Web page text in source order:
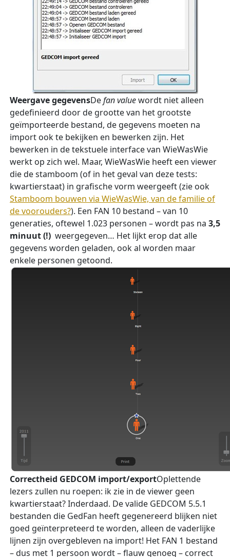
Weergave gegevensDefan valuewordt niet alleen
gedefinieerd door de grootte van het grootste
geïmporteerde bestand, de gegevens moeten na
import ook te bekijken en bewerken zijn. Het
bewerken in de tekstuele interface van WieWasWie
werkt op zich wel. Maar, WieWasWie heeft een viewer
die de stamboom (of in het geval van deze tests:
kwartierstaat) in grafische vorm weergeeft (zie ook
Stamboom bouwen via WieWasWie, van de familie of
de voorouders?). Een FAN 10 bestand – van 10
generaties, oftewel 1.023 personen – wordt pas na 3,5
minuut (!) weergegeven… Het lijkt erop dat alle
gegevens worden geladen, ook al worden maar
enkele personen getoond.
Correctheid GEDCOM import/exportOplettende
lezers zullen nu roepen: ik zie in de viewer geen
kwartierstaat? Inderdaad. De valide GEDCOM 5.5.1
bestanden die GedFan heeft gegenereerd blijken niet
goed geïnterpreteerd te worden, alleen de vaderlijke
lijnen zijn overgebleven na import! Het FAN 1 bestand
– dus met 1 persoon wordt – flauw genoeg – correct